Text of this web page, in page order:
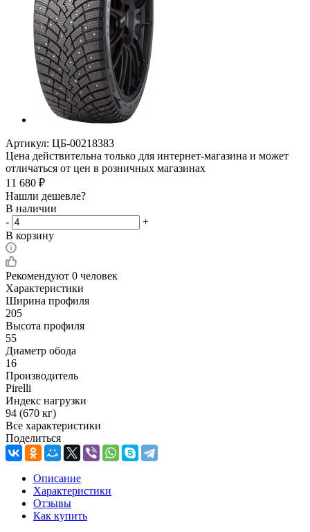
Артикул: ЦБ-00218383
Цена действительна только для интернет-магазина и может
отличаться от цен в розничных магазинах
11 680 ₽
Нашли дешевле?
В наличии
-
+
В корзину
Рекомендуют 0 человек
Характеристики
Ширина профиля
205
Высота профиля
55
Диаметр обода
16
Производитель
Pirelli
Индекс нагрузки
94 (670 кг)
Все характеристики
Поделиться
Описание
Характеристики
Отзывы
Как купить